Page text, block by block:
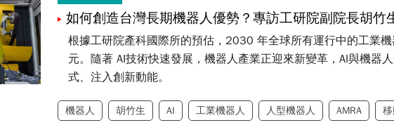
如何創造台灣長期機器人優勢？專訪工研院副院長胡
鍵。」
根據工研院產科國際所的預估，2030 年全球所有運行中的工業
元。隨著 AI技術快速發展，機器人產業正迎來新變革，AI與機器
式、注入創新動能。
機器人 胡竹生 AI 工業機器人 人型機器人 AMRA